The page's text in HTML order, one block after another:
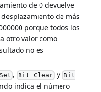
de 0 devuelve
de más
porque todos los
otro valor como
no es
, Bit Clear y Bit
indica el número